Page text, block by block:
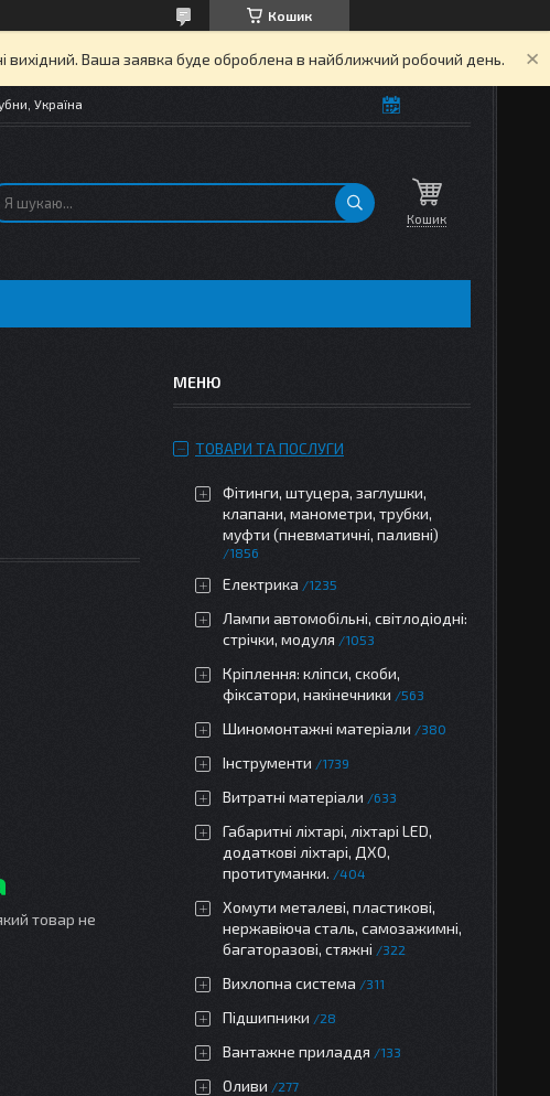
Кошик
вихідний. Ваша заявка буде оброблена в найближчий робочий день.
Україна
Кошик
товар не
ТОВАРИ ТА ПОСЛУГИ
Фітинги, штуцера, заглушки,
клапани, манометри, трубки,
муфти (пневматичні, паливні)
1856
Електрика 1235
Лампи автомобільні, світлодіодні:
стрічки, модуля
1053
Кріплення: кліпси, скоби,
фіксатори, накінечники
563
Шиномонтажні матеріали 380
Інструменти 1739
Витратні матеріали 633
Габаритні ліхтарі, ліхтарі LED,
додаткові ліхтарі, ДХО,
протитуманки.
404
Хомути металеві, пластикові,
нержавіюча сталь, самозажимні,
багаторазові, стяжні
322
Вихлопна система 311
Підшипники 28
Вантажне приладдя 133
Оливи 277